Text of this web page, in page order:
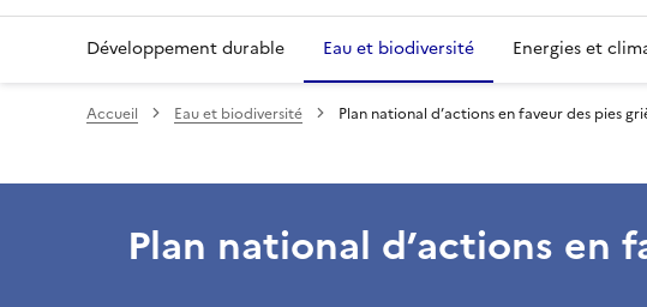
Développement durable Eau et biodiversité Energies et
Accueil Eau et biodiversité Plan national d’actions en faveur des pies
Plan national d’actions en